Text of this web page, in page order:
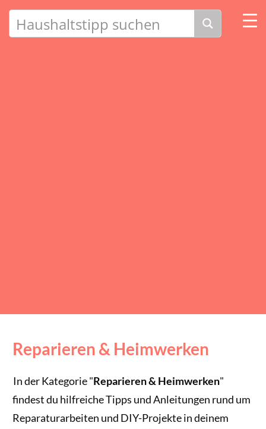
Reparieren & Heimwerken
In der Kategorie "Reparieren & Heimwerken"
findest du hilfreiche Tipps und Anleitungen rund um
Reparaturarbeiten und DIY-Projekte in deinem